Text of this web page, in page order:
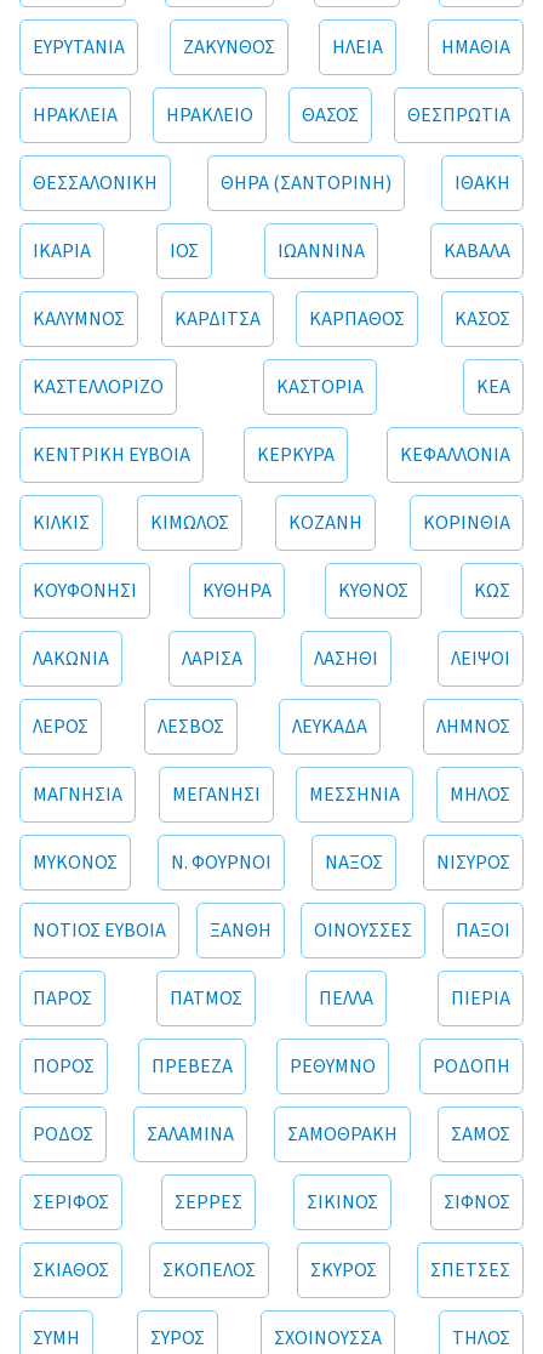
ΕΥΡΥΤΑΝΙΑ ΖΑΚΥΝΘΟΣ ΗΛΕΙΑ ΗΜΑΘΙΑ
ΗΡΑΚΛΕΙΑ ΗΡΑΚΛΕΙΟ ΘΑΣΟΣ ΘΕΣΠΡΩΤΙΑ
ΘΕΣΣΑΛΟΝΙΚΗ ΘΗΡΑ (ΣΑΝΤΟΡΙΝΗ) ΙΘΑΚΗ
ΙΚΑΡΙΑ ΙΟΣ ΙΩΑΝΝΙΝΑ ΚΑΒΑΛΑ
ΚΑΛΥΜΝΟΣ ΚΑΡΔΙΤΣΑ ΚΑΡΠΑΘΟΣ ΚΑΣΟΣ
ΚΑΣΤΕΛΛΟΡΙΖΟ ΚΑΣΤΟΡΙΑ ΚΕΑ
ΚΕΝΤΡΙΚΗ ΕΥΒΟΙΑ ΚΕΡΚΥΡΑ ΚΕΦΑΛΛΟΝΙΑ
ΚΙΛΚΙΣ ΚΙΜΩΛΟΣ ΚΟΖΑΝΗ ΚΟΡΙΝΘΙΑ
ΚΟΥΦΟΝΗΣΙ ΚΥΘΗΡΑ ΚΥΘΝΟΣ ΚΩΣ
ΛΑΚΩΝΙΑ ΛΑΡΙΣΑ ΛΑΣΗΘΙ ΛΕΙΨΟΙ
ΛΕΡΟΣ ΛΕΣΒΟΣ ΛΕΥΚΑΔΑ ΛΗΜΝΟΣ
ΜΑΓΝΗΣΙΑ ΜΕΓΑΝΗΣΙ ΜΕΣΣΗΝΙΑ ΜΗΛΟΣ
ΜΥΚΟΝΟΣ Ν. ΦΟΥΡΝΟΙ ΝΑΞΟΣ ΝΙΣΥΡΟΣ
ΝΟΤΙΟΣ ΕΥΒΟΙΑ ΞΑΝΘΗ ΟΙΝΟΥΣΣΕΣ ΠΑΞΟΙ
ΠΑΡΟΣ ΠΑΤΜΟΣ ΠΕΛΛΑ ΠΙΕΡΙΑ
ΠΟΡΟΣ ΠΡΕΒΕΖΑ ΡΕΘΥΜΝΟ ΡΟΔΟΠΗ
ΡΟΔΟΣ ΣΑΛΑΜΙΝΑ ΣΑΜΟΘΡΑΚΗ ΣΑΜΟΣ
ΣΕΡΙΦΟΣ ΣΕΡΡΕΣ ΣΙΚΙΝΟΣ ΣΙΦΝΟΣ
ΣΚΙΑΘΟΣ ΣΚΟΠΕΛΟΣ ΣΚΥΡΟΣ ΣΠΕΤΣΕΣ
ΣΥΜΗ ΣΥΡΟΣ ΣΧΟΙΝΟΥΣΣΑ ΤΗΛΟΣ